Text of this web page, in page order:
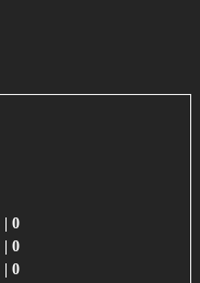
| 0
| 0
| 0